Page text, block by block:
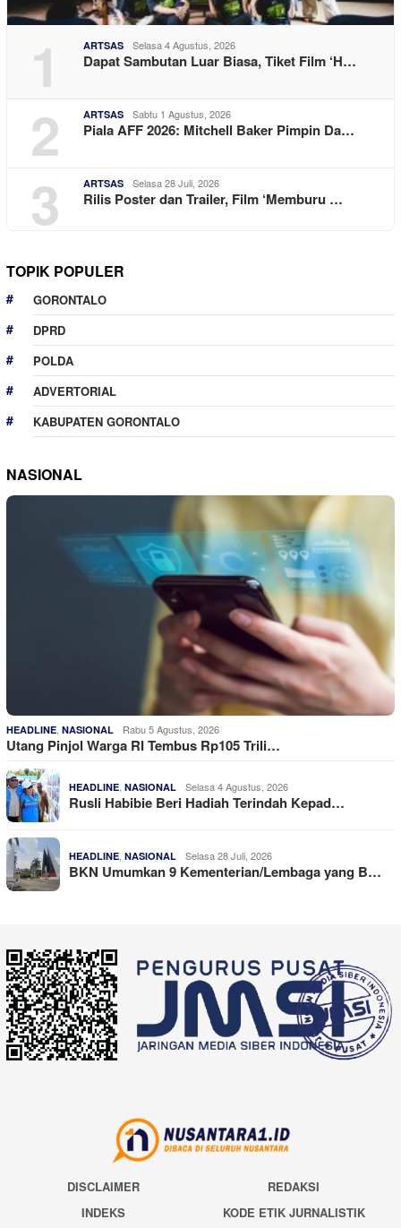
1 ARTSAS Selasa 4 Agustus, 2026
Dapat Sambutan Luar Biasa, Tiket Film ‘H…
2 ARTSAS Sabtu 1 Agustus, 2026
Piala AFF 2026: Mitchell Baker Pimpin Da…
3 ARTSAS Selasa 28 Juli, 2026
Rilis Poster dan Trailer, Film ‘Memburu …
TOPIK POPULER
GORONTALO
DPRD
POLDA
ADVERTORIAL
KABUPATEN GORONTALO
NASIONAL
HEADLINE NASIONAL Rabu 5 Agustus, 2026
Utang Pinjol Warga RI Tembus Rp105 Trili…
HEADLINE NASIONAL Selasa 4 Agustus, 2026
Rusli Habibie Beri Hadiah Terindah Kepad…
HEADLINE NASIONAL Selasa 28 Juli, 2026
BKN Umumkan 9 Kementerian/Lembaga yang B…
DISCLAIMER
REDAKSI
INDEKS
KODE ETIK JURNALISTIK